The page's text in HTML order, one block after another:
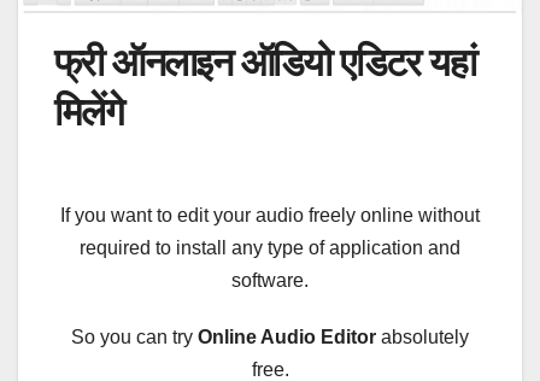
फ्री ऑनलाइन ऑडियो एडिटर यहां
मिलेंगे
If you want to edit your audio freely online without
required to install any type of application and
software.
So you can try Online Audio Editor absolutely
free.